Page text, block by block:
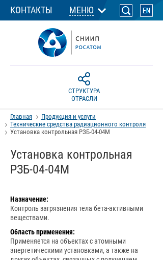
КОНТАКТЫ МЕНЮ
СТРУКТУРА
ОТРАСЛИ
Главная
Продукция и услуги
Технические средства радиационного контроля
Установка контрольная РЗБ-04-04М
Установка контрольная
РЗБ-04-04М
Назначение:
Контроль загрязнения тела бета-активными
веществами.
Область применения:
Применяется на объектах с атомными
энергетическими установками, а также на